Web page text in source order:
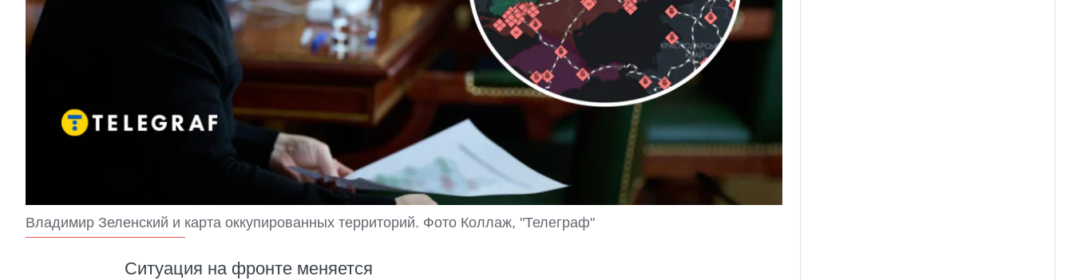
Владимир Зеленский и карта оккупированных территорий. Фото Коллаж, "Телеграф"
Ситуация на фронте меняется